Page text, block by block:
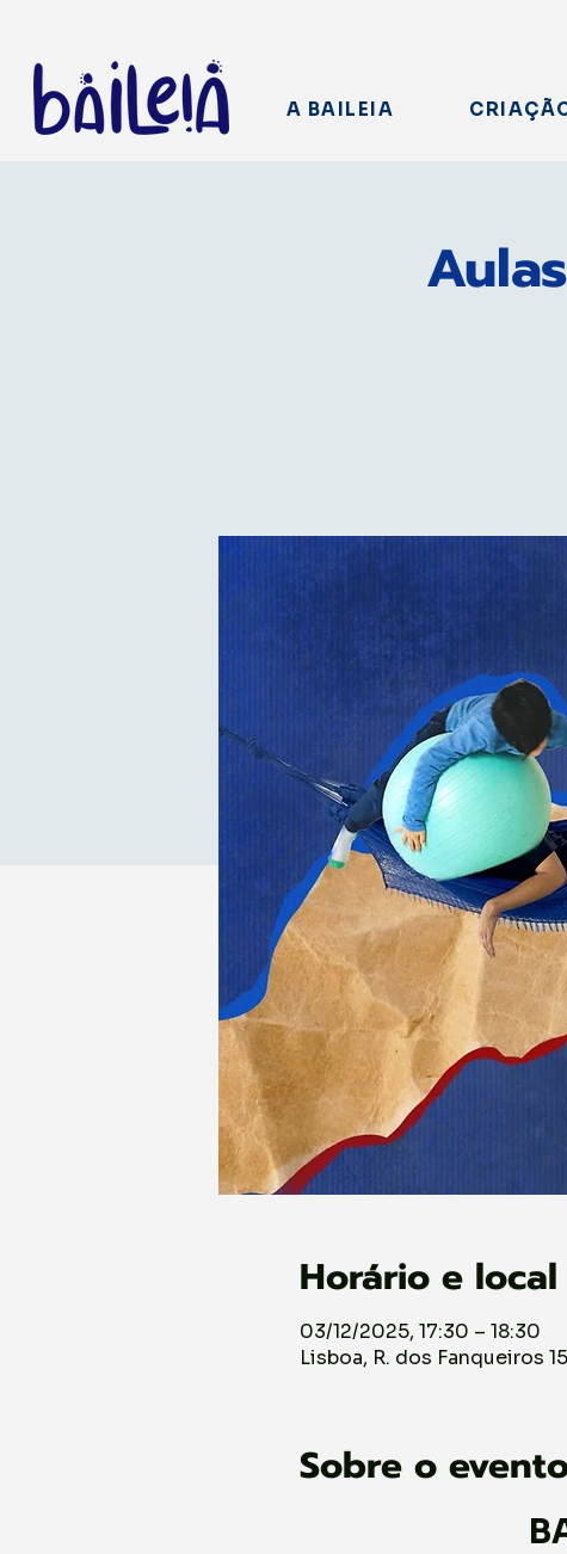
A BAILEIA
Horário e local
03/12/2025, 17:30 – 18:30
Lisboa, R. dos Fanqueiros
Sobre o